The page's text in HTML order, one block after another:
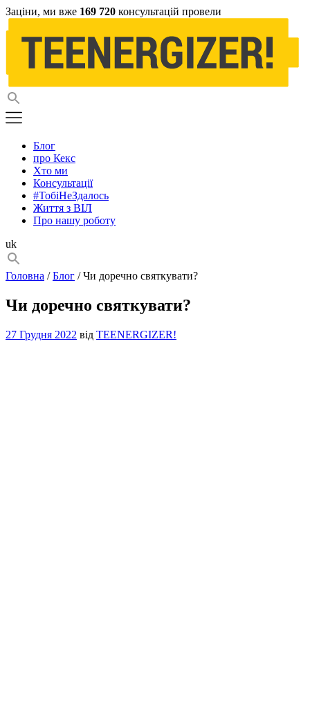
Заціни, ми вже 169 720 консультацій провели
Блог
про Кекс
Хто ми
Консультації
#ТобіНеЗдалось
Життя з ВІЛ
Про нашу роботу
uk
Головна /Блог / Чи доречно святкувати?
Чи доречно святкувати?
27 Грудня 2022 від TEENERGIZER!